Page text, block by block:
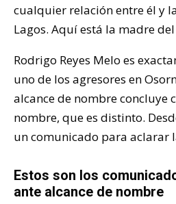
cualquier relación entre él y
Lagos. Aquí está la madre
Rodrigo Reyes Melo es
uno de los agresores en
alcance de nombre concluye
nombre, que es distinto.
un comunicado para aclarar
Estos son los
ante alcance de nombre